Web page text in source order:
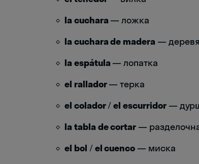
la cuchara — ложка
la cuchara de madera —
la espátula — лопатка
el rallador— терка
el colador/el escurridor—
la tabla de cortar —
el bol /el cuenco — миска